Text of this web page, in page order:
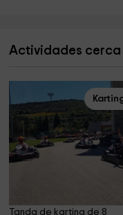
Actividades cerca
Tanda de karting de 8